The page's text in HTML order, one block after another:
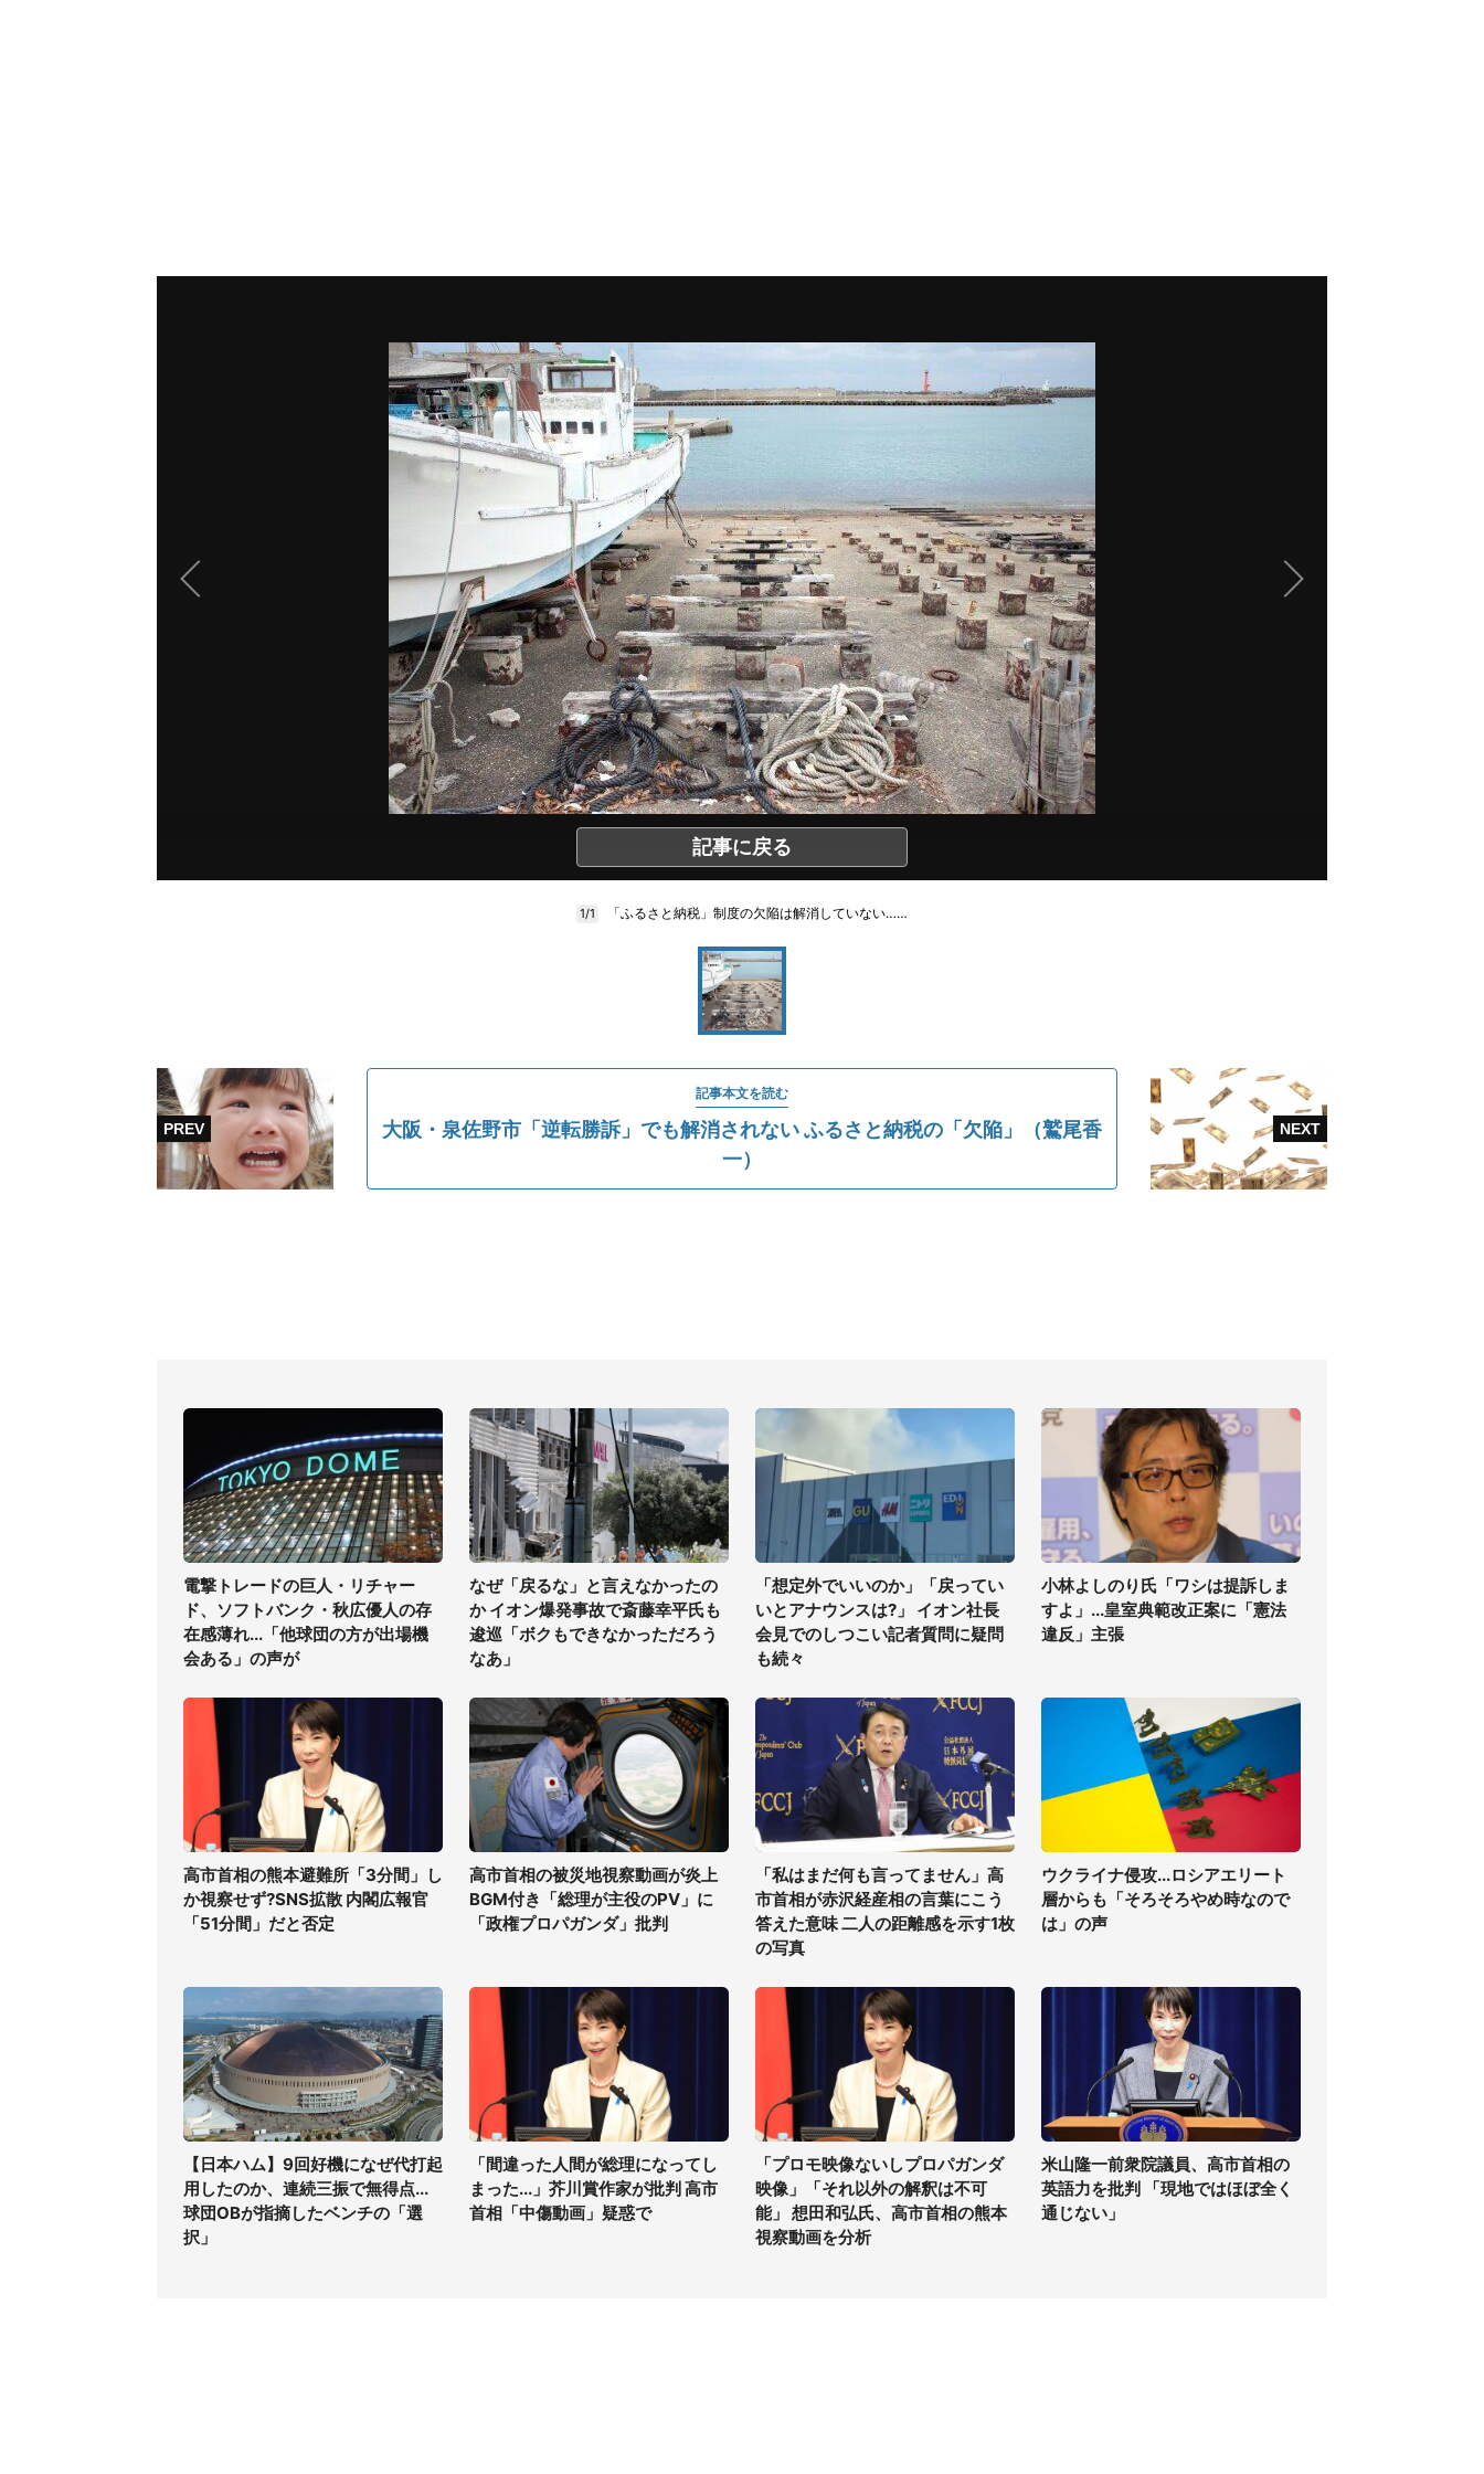
記事に戻る
1/1 「ふるさと納税」制度の欠陥は解消していない……
記事本文を読む
大阪・泉佐野市「逆転勝訴」でも解消されない ふるさと納税の「欠陥」（鷲尾香
一）
電撃トレードの巨人・リチャー
ド、ソフトバンク・秋広優人の存
在感薄れ...「他球団の方が出場機
会ある」の声が
なぜ「戻るな」と言えなかったの
か イオン爆発事故で斎藤幸平氏も
逡巡「ボクもできなかっただろう
なあ」
「想定外でいいのか」「戻ってい
いとアナウンスは?」 イオン社長
会見でのしつこい記者質問に疑問
も続々
小林よしのり氏「ワシは提訴しま
すよ」...皇室典範改正案に「憲法
違反」主張
高市首相の熊本避難所「3分間」し
か視察せず?SNS拡散 内閣広報官
「51分間」だと否定
高市首相の被災地視察動画が炎上
BGM付き「総理が主役のPV」に
「政権プロパガンダ」批判
「私はまだ何も言ってません」高
市首相が赤沢経産相の言葉にこう
答えた意味 二人の距離感を示す1枚
の写真
ウクライナ侵攻...ロシアエリート
層からも「そろそろやめ時なので
は」の声
【日本ハム】9回好機になぜ代打起
用したのか、連続三振で無得点...
球団OBが指摘したベンチの「選
択」
「間違った人間が総理になってし
まった...」芥川賞作家が批判 高市
首相「中傷動画」疑惑で
「プロモ映像ないしプロパガンダ
映像」「それ以外の解釈は不可
能」 想田和弘氏、高市首相の熊本
視察動画を分析
米山隆一前衆院議員、高市首相の
英語力を批判 「現地ではほぼ全く
通じない」